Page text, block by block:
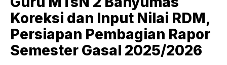
Koreksi dan Input Nilai RDM,
Persiapan Pembagian Rapor
Semester Gasal 2025/2026​